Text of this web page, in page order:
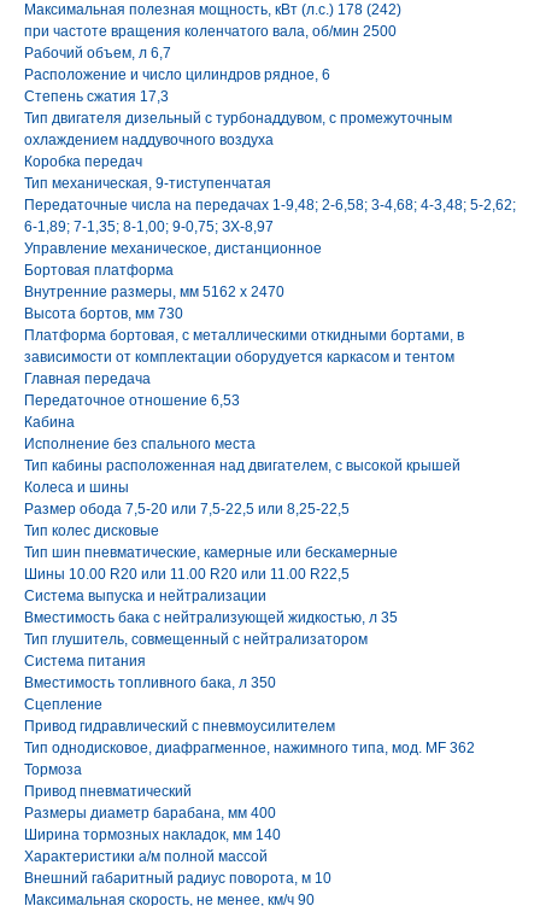
Максимальная полезная мощность, кВт (л.с.) 178 (242)
при частоте вращения коленчатого вала, об/мин 2500
Рабочий объем, л 6,7
Расположение и число цилиндров рядное, 6
Степень сжатия 17,3
Тип двигателя дизельный с турбонаддувом, с промежуточным
охлаждением наддувочного воздуха
Коробка передач
Тип механическая, 9-тиступенчатая
Передаточные числа на передачах 1-9,48; 2-6,58; 3-4,68; 4-3,48; 5-2,62;
6-1,89; 7-1,35; 8-1,00; 9-0,75; ЗХ-8,97
Управление механическое, дистанционное
Бортовая платформа
Внутренние размеры, мм 5162 х 2470
Высота бортов, мм 730
Платформа бортовая, с металлическими откидными бортами, в
зависимости от комплектации оборудуется каркасом и тентом
Главная передача
Передаточное отношение 6,53
Кабина
Исполнение без спального места
Тип кабины расположенная над двигателем, с высокой крышей
Колеса и шины
Размер обода 7,5-20 или 7,5-22,5 или 8,25-22,5
Тип колес дисковые
Тип шин пневматические, камерные или бескамерные
Шины 10.00 R20 или 11.00 R20 или 11.00 R22,5
Система выпуска и нейтрализации
Вместимость бака с нейтрализующей жидкостью, л 35
Тип глушитель, совмещенный с нейтрализатором
Система питания
Вместимость топливного бака, л 350
Сцепление
Привод гидравлический с пневмоусилителем
Тип однодисковое, диафрагменное, нажимного типа, мод. MF 362
Тормоза
Привод пневматический
Размеры диаметр барабана, мм 400
Ширина тормозных накладок, мм 140
Характеристики а/м полной массой
Внешний габаритный радиус поворота, м 10
Максимальная скорость, не менее, км/ч 90